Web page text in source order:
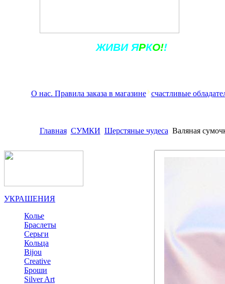
ЖИВИ ЯРКО!!
О нас. Правила заказа в магазине счастливые
Главная СУМКИ Шерстяные чудеса Валяная
УКРАШЕНИЯ
Колье
Браслеты
Серьги
Кольца
Bijou
Сreative
Броши
Silver Art